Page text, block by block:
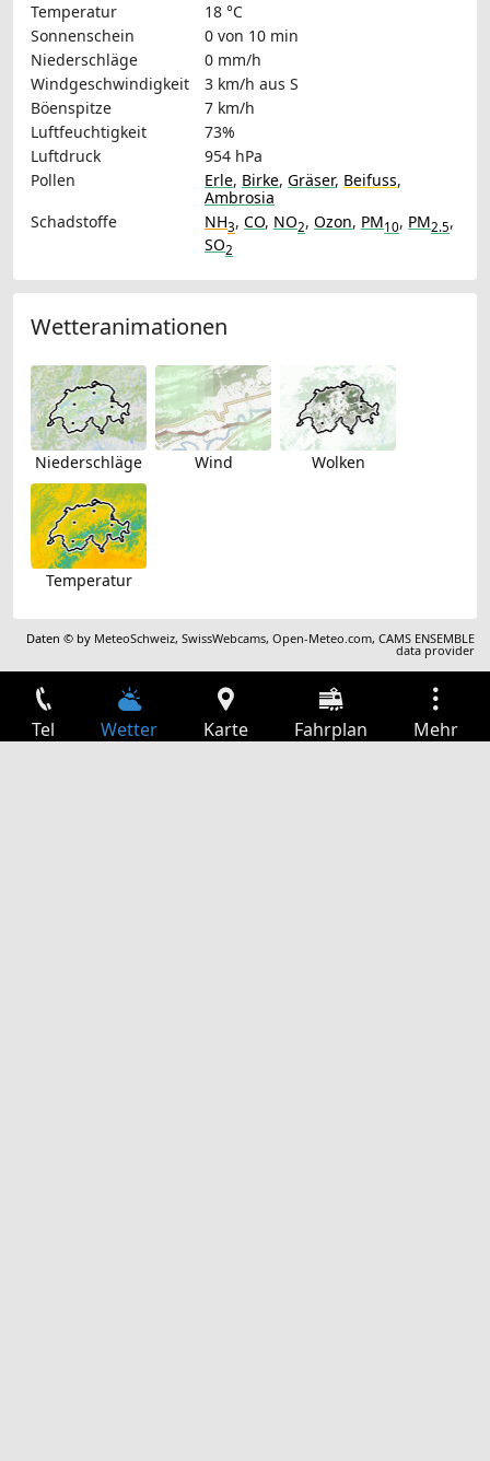
Temperatur
18 °C
Sonnenschein
0 von 10 min
Niederschläge
0 mm/h
Windgeschwindigkeit
3 km/h aus S
Böenspitze
7 km/h
Luftfeuchtigkeit
73%
Luftdruck
954 hPa
Pollen
Erle, Birke, Gräser, Beifuss,
Ambrosia
Schadstoffe
NH3, CO, NO2, Ozon, PM10, PM2.5,
SO2
Wetteranimationen
Niederschläge Wind Wolken
Temperatur
Daten © by MeteoSchweiz,SwissWebcams,Open-Meteo.com,CAMS ENSEMBLE
data provider
Tel Wetter Karte Fahrplan Mehr